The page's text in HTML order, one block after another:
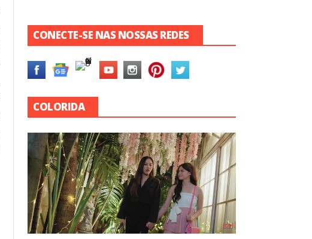
CONECTE-SE NAS NOSSAS REDES
COLORIDA